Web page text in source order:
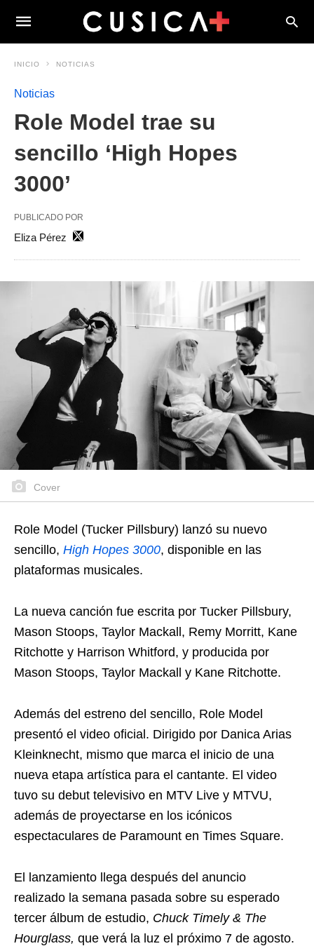
INICIO NOTICIAS
Noticias
Role Model trae su
sencillo ‘High Hopes
3000’
PUBLICADO POR
Eliza Pérez
Cover
Role Model (Tucker Pillsbury) lanzó su nuevo
sencillo, High Hopes 3000, disponible en las
plataformas musicales.
La nueva canción fue escrita por Tucker Pillsbury,
Mason Stoops, Taylor Mackall, Remy Morritt, Kane
Ritchotte y Harrison Whitford, y producida por
Mason Stoops, Taylor Mackall y Kane Ritchotte.
Además del estreno del sencillo, Role Model
presentó el video oficial. Dirigido por Danica Arias
Kleinknecht, mismo que marca el inicio de una
nueva etapa artística para el cantante. El video
tuvo su debut televisivo en MTV Live y MTVU,
además de proyectarse en los icónicos
espectaculares de Paramount en Times Square.
El lanzamiento llega después del anuncio
realizado la semana pasada sobre su esperado
tercer álbum de estudio, Chuck Timely & The
Hourglass, que verá la luz el próximo 7 de agosto.